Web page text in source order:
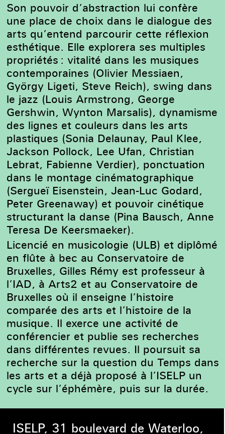
Son pouvoir d’abstraction lui confère
une place de choix dans le dialogue des
arts qu’entend parcourir cette réflexion
esthétique. Elle explorera ses multiples
propriétés : vitalité dans les musiques
contemporaines (Olivier Messiaen,
György Ligeti, Steve Reich), swing dans
le jazz (Louis Armstrong, George
Gershwin, Wynton Marsalis), dynamisme
des lignes et couleurs dans les arts
plastiques (Sonia Delaunay, Paul Klee,
Jackson Pollock, Lee Ufan, Christian
Lebrat, Fabienne Verdier), ponctuation
dans le montage cinématographique
(Sergueï Eisenstein, Jean-Luc Godard,
Peter Greenaway) et pouvoir cinétique
structurant la danse (Pina Bausch, Anne
Teresa De Keersmaeker).
Licencié en musicologie (ULB) et diplômé
en flûte à bec au Conservatoire de
Bruxelles, Gilles Rémy est professeur à
l’IAD, à Arts2 et au Conservatoire de
Bruxelles où il enseigne l’histoire
comparée des arts et l’histoire de la
musique. Il exerce une activité de
conférencier et publie ses recherches
dans différentes revues. Il poursuit sa
recherche sur la question du Temps dans
les arts et a déjà proposé à l’ISELP un
cycle sur l’éphémère, puis sur la durée.
ISELP, 31 boulevard de Waterloo,